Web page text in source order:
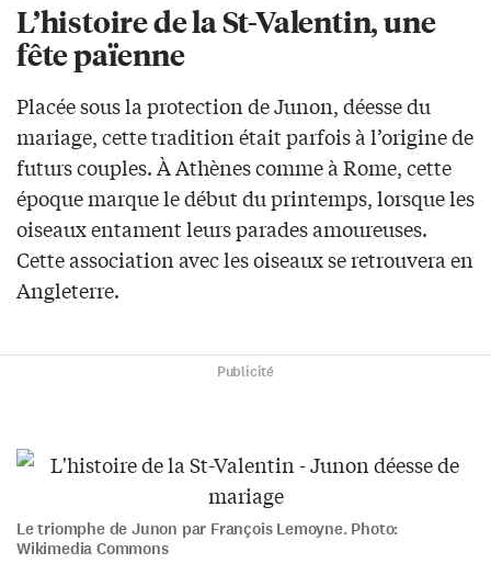
L’histoire de la St-Valentin, une
fête païenne
Placée sous la protection de Junon, déesse du
mariage, cette tradition était parfois à l’origine de
futurs couples. À Athènes comme à Rome, cette
époque marque le début du printemps, lorsque les
oiseaux entament leurs parades amoureuses.
Cette association avec les oiseaux se retrouvera en
Angleterre.
Publicité
Le triomphe de Junon par François Lemoyne. Photo:
Wikimedia Commons